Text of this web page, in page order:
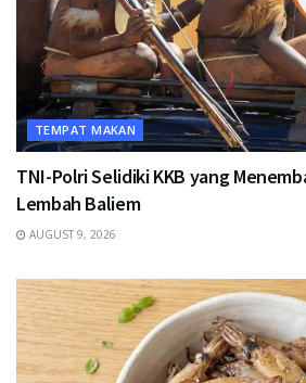
TEMPAT MAKAN
TNI-Polri Selidiki KKB yang
Lembah Baliem
AUGUST 9, 2026